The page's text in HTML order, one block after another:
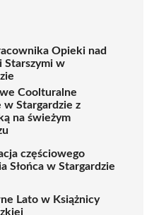
Opieki nad
Starszymi w
Coolturalne
w Stargardzie z
na świeżym
częściowego
Słońca w Stargardzie
Lato w Książnicy